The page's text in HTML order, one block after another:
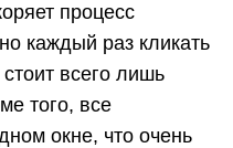
процесс
каждый раз кликать
всего лишь
того, все
окне, что очень